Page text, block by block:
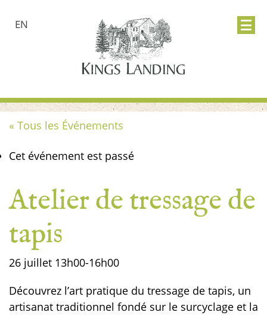
EN
« Tous les Événements
Cet événement est passé
Atelier de tressage de
tapis
26 juillet 13h00-16h00
Découvrez l’art pratique du tressage de tapis, un
artisanat traditionnel fondé sur le surcyclage et la